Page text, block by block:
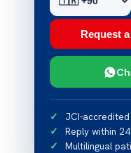
Request
JCI-
Reply within
Multilingual